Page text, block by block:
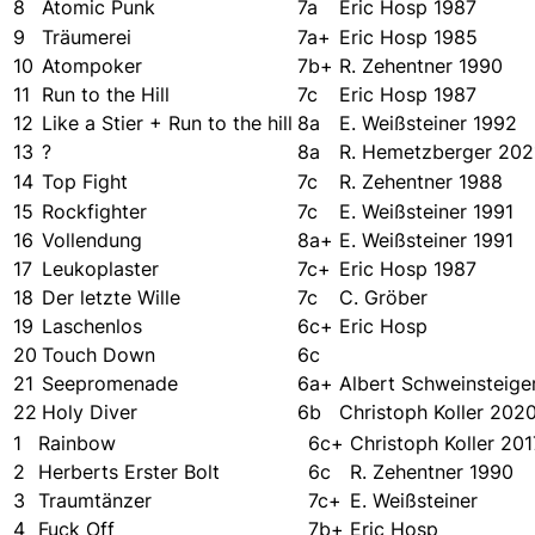
8
Atomic Punk 7a
Eric Hosp 1987
9
Träumerei 7a+ Eric Hosp 1985
10 Atompoker 7b+ R. Zehentner 1990
11 Run to the Hill 7c
Eric Hosp 1987
12 Like a Stier + Run to the hill 8a
E. Weißsteiner 1992
13 ? 8a
R. Hemetzberger
14 Top Fight 7c
R. Zehentner 1988
15 Rockfighter 7c
E. Weißsteiner 1991
16 Vollendung 8a+ E. Weißsteiner 1991
17 Leukoplaster 7c+ Eric Hosp 1987
18 Der letzte Wille 7c
C. Gröber
19 Laschenlos 6c+ Eric Hosp
20 Touch Down
6c
21 Seepromenade 6a+ Albert
22 Holy Diver 6b
Christoph Koller 2020
1
Rainbow 6c+ Christoph Koller
2
Herberts Erster Bolt 6c
R. Zehentner 1990
3 Traumtänzer 7c+ E. Weißsteiner
4 Fuck Off 7b+ Eric Hosp